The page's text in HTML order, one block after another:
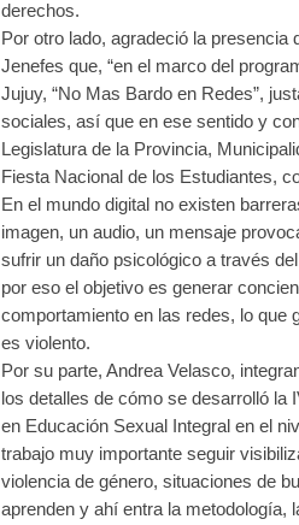
derechos.
Por otro lado, agradeció la
Jenefes que, “en el marco del
Jujuy, “No Mas Bardo en Redes”,
sociales, así que en ese sentido y
Legislatura de la Provincia,
Fiesta Nacional de los Estudiantes,
En el mundo digital no existen
imagen, un audio, un mensaje
sufrir un daño psicológico a través
por eso el objetivo es generar
comportamiento en las redes, lo que
es violento.
Por su parte, Andrea Velasco,
los detalles de cómo se desarrolló
en Educación Sexual Integral en el
trabajo muy importante seguir
violencia de género, situaciones de
aprenden y ahí entra la metodología,